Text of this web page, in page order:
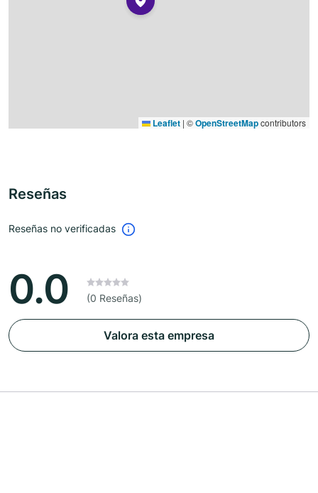
Leaflet | ©OpenStreetMapcontributors
Reseñas
Reseñas no verificadas
0.0 (0 Reseñas)
Valora esta empresa